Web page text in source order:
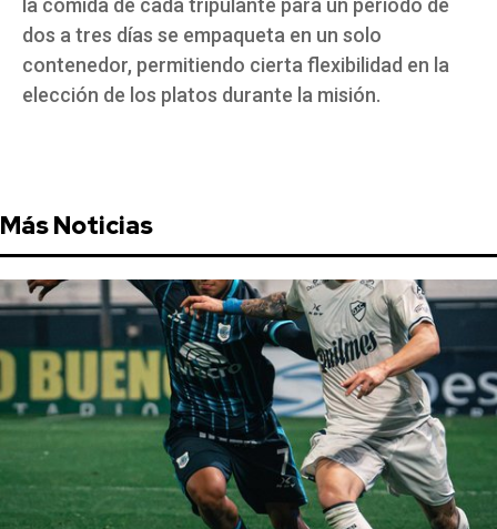
la comida de cada tripulante para un período de
dos a tres días se empaqueta en un solo
contenedor, permitiendo cierta flexibilidad en la
elección de los platos durante la misión.
Más Noticias